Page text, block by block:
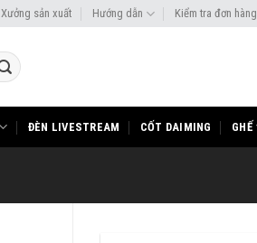
Xưởng sản xuất Hướng dẫn Kiểm tra đơn hàng
ĐÈN LIVESTREAM CỐT DAIMING GHẾ